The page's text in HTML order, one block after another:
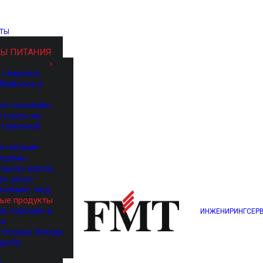
ПИТАНИЯ
варенье
и
консервы
соусы на
питание
масло,
уксус
мёд
продукты
горошек и
блюда
ИНЖЕНИРИНГ